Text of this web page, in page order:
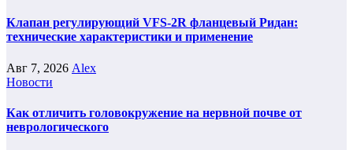
Клапан регулирующий VFS-2R фланцевый Ридан:
технические характеристики и применение
Авг 7, 2026 Alex
Новости
Как отличить головокружение на нервной почве от
неврологического